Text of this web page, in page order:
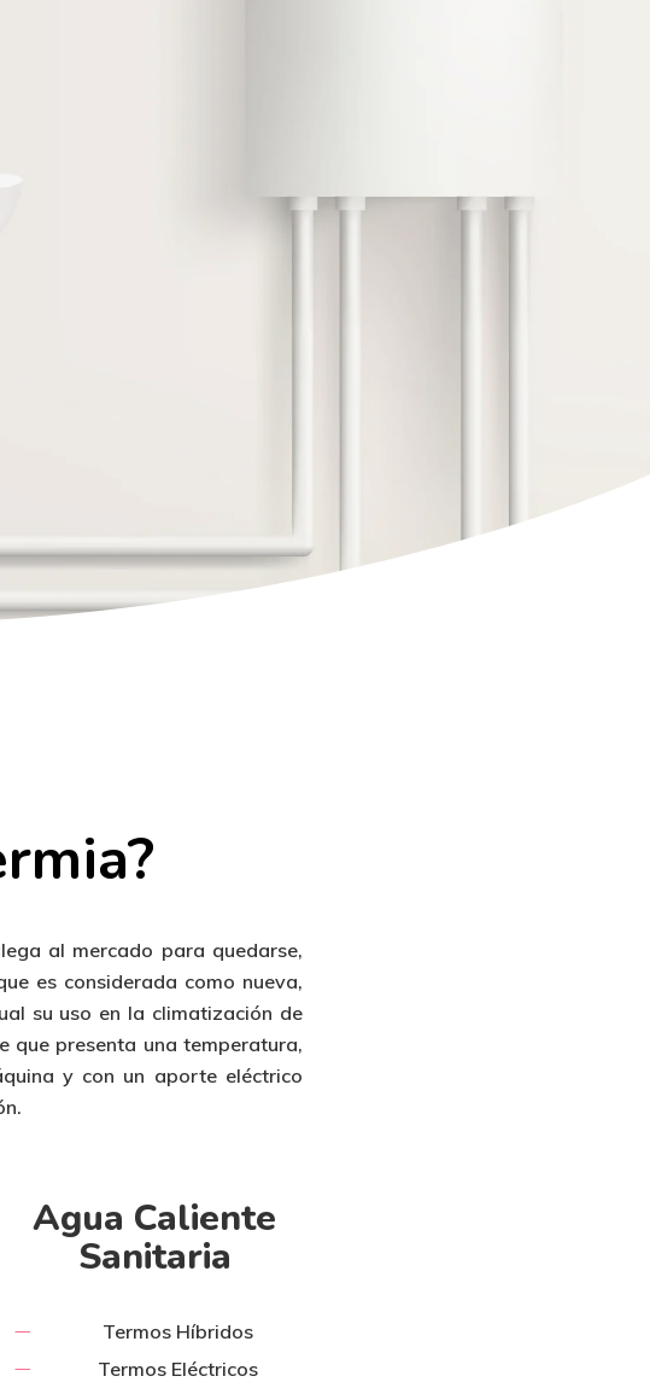
al mercado para quedarse,
es considerada como nueva,
su uso en la climatización de
que presenta una temperatura,
y con un aporte eléctrico
Agua Caliente
Sanitaria
Termos Híbridos
Termos Eléctricos